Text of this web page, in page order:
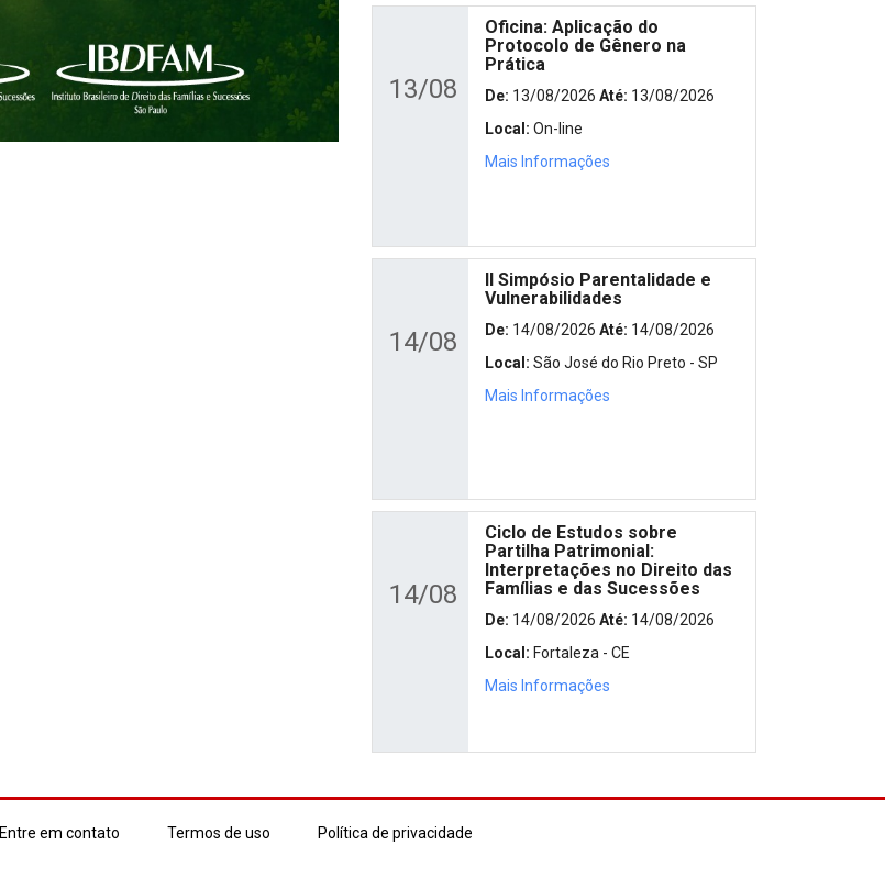
13/08
Oficina: Aplicação do
Protocolo de Gênero na
Prática
De: 13/08/2026 Até: 13/08/2026
Local: On-line
Mais Informações
14/08
II Simpósio Parentalidade e
Vulnerabilidades
De: 14/08/2026 Até: 14/08/2026
Local: São José do Rio Preto - SP
Mais Informações
14/08
Ciclo de Estudos sobre
Partilha Patrimonial:
Interpretações no Direito das
Famílias e das Sucessões
De: 14/08/2026 Até: 14/08/2026
Local: Fortaleza - CE
Mais Informações
Entre em contato Termos de uso Política de privacidade